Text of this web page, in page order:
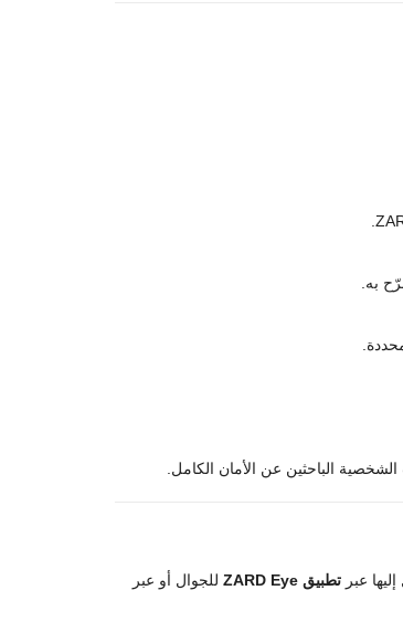
به.
الباحثين عن الأمان الكامل.
تطبيق ZARD Eye
للجوال أو عبر